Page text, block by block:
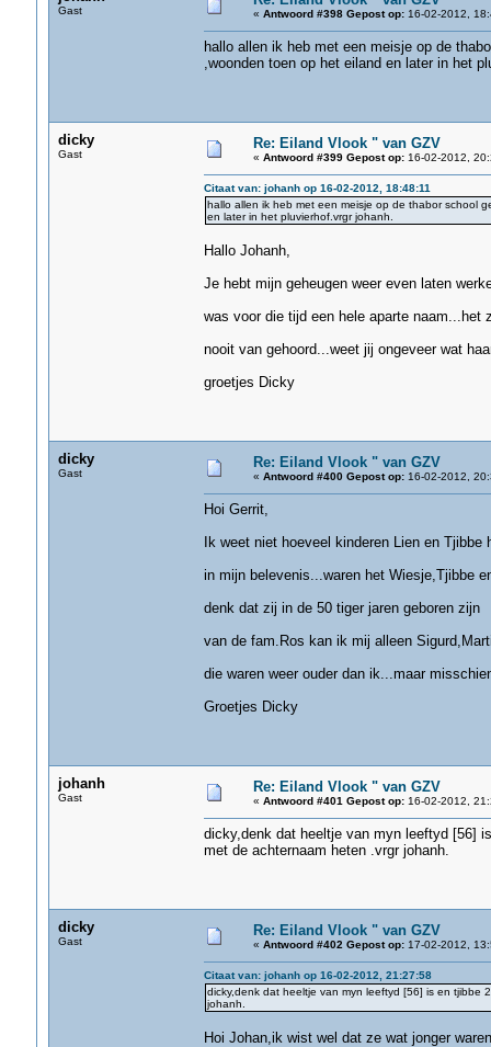
Gast « Antwoord #398 Gepost op:16-02-2012,
hallo allen ik heb met een meisje op de
,woonden toen op het eiland en later in het
dicky
Gast
Re: Eiland Vlook " van GZV
« Antwoord #399 Gepost op:16-02-2012,
Citaat van: johanh op 16-02-2012, 18:48:11
hallo allen ik heb met een meisje op de thabor school
en later in het pluvierhof.vrgr johanh.
Hallo Johanh,
Je hebt mijn geheugen weer even laten
was voor die tijd een hele aparte naam...het
nooit van gehoord...weet jij ongeveer wat
groetjes Dicky
dicky
Gast
Re: Eiland Vlook " van GZV
« Antwoord #400 Gepost op:16-02-2012,
Hoi Gerrit,
Ik weet niet hoeveel kinderen Lien en
in mijn belevenis...waren het Wiesje,Tjibbe
denk dat zij in de 50 tiger jaren geboren zijn
van de fam.Ros kan ik mij alleen
die waren weer ouder dan ik...maar
Groetjes Dicky
johanh
Gast
Re: Eiland Vlook " van GZV
« Antwoord #401 Gepost op:16-02-2012,
dicky,denk dat heeltje van myn leeftyd [56]
met de achternaam heten .vrgr johanh.
dicky
Gast
Re: Eiland Vlook " van GZV
« Antwoord #402 Gepost op:17-02-2012,
Citaat van: johanh op 16-02-2012, 21:27:58
dicky,denk dat heeltje van myn leeftyd [56] is en tjibbe
johanh.
Hoi Johan,ik wist wel dat ze wat jonger